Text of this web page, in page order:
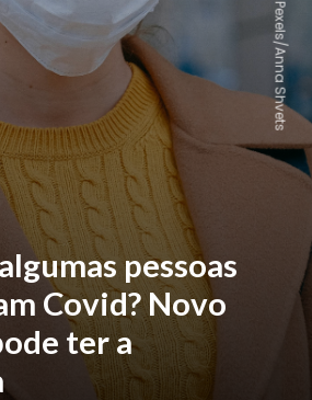
pessoas
Covid? Novo
ter a
Pexels/Anna Shvets